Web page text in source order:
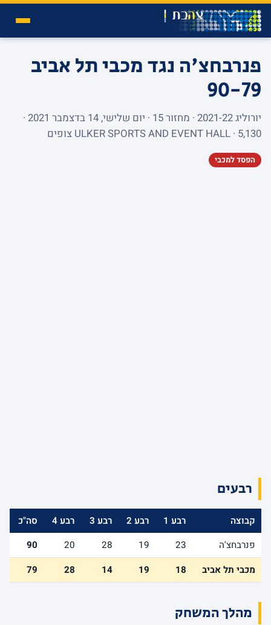
פנרבחצ'ה נגד מכבי תל אביב
90-79
יורוליג 2021-22 · מחזור 15 · יום שלישי, 14 בדצמבר 2021 ·
ULKER SPORTS AND EVENT HALL · 5,130 צופים
הפסד למכבי
רבעים
קבוצה רבע 1 רבע 2 רבע 3 רבע 4
סה"כ
פנרבחצ'ה
23
19
28
20
90
מכבי תל אביב
18
19
14
28
79
מהלך המשחק